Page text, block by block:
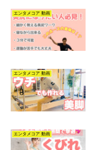
エンタメコア 動画
エンタメコア 動画
エンタメコア 動画